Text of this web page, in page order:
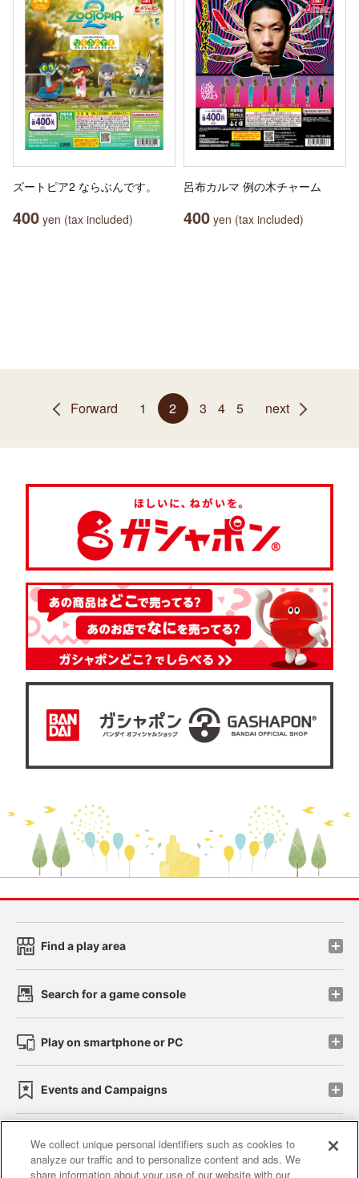
ズートピア2 ならぶんです。
400 yen (tax included)
呂布カルマ 例の木チャーム
400 yen (tax included)
Forward 1 2 3 4 5 next
Find a play area
Search for a game console
Play on smartphone or PC
Events and Campaigns
Affiliate Sustainability site policy privacy policy
We collect unique personal identifiers such as cookies to
analyze our traffic and to personalize content and ads. We
share information about your use of our website with our